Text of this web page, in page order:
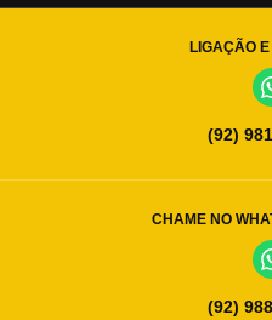
LIGAÇÃO
(92)
CHAME NO
(92)